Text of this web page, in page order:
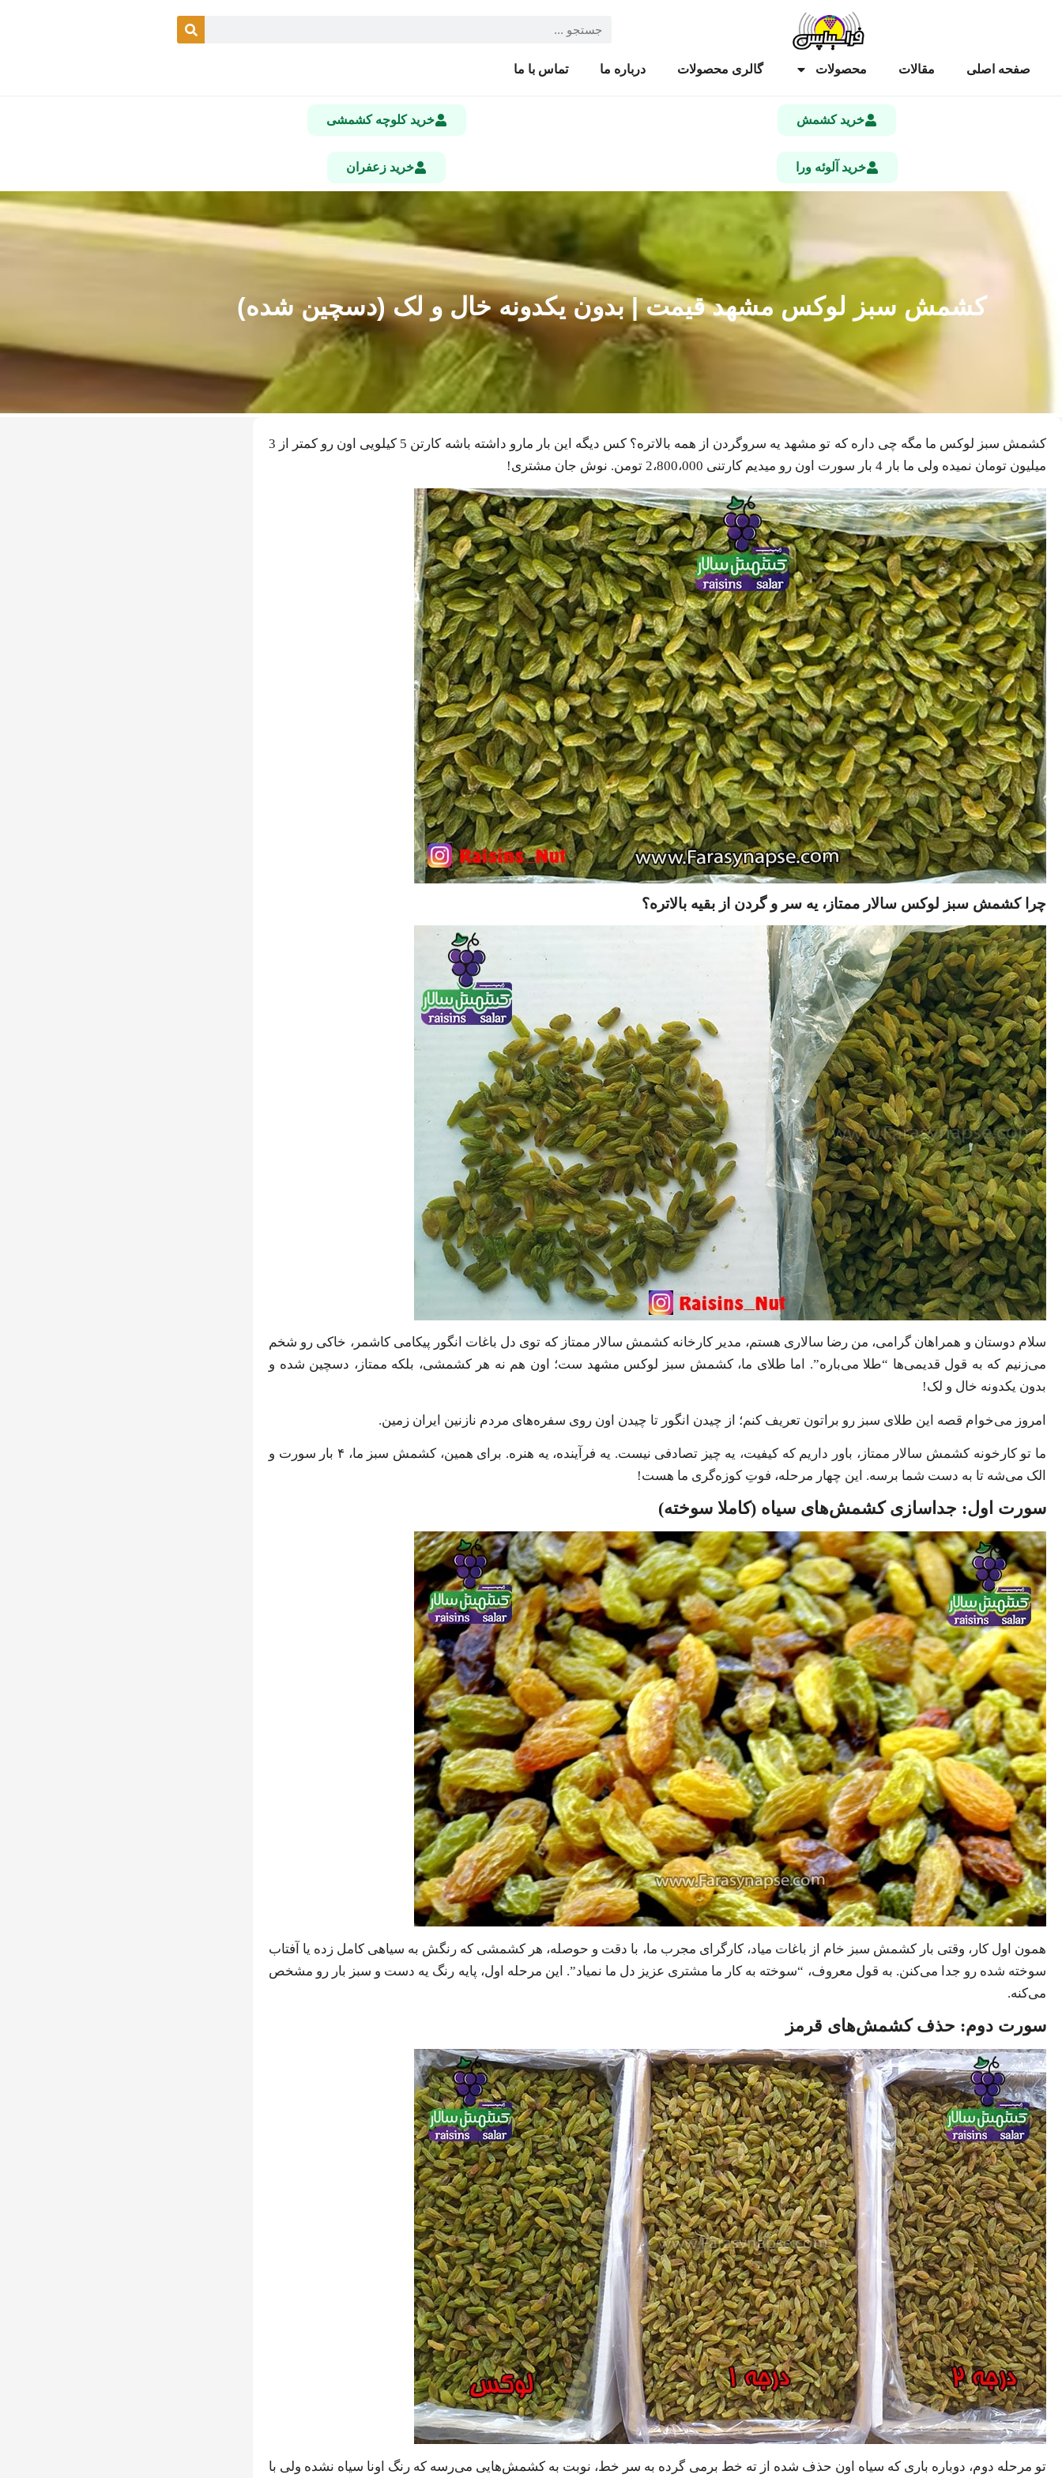
صفحه اصلی مقالات محصولات گالری محصولات درباره ما تماس با ما
خرید کشمش خرید کلوچه کشمشی
خرید آلوئه ورا خرید زعفران
کشمش سبز لوکس مشهد قیمت | بدون یکدونه خال و لک (دسچین شده)
کشمش سبز لوکس ما مگه چی داره که تو مشهد یه سروگردن از همه بالاتره؟ کس دیگه این بار مارو داشته باشه کارتن 5 کیلویی اون رو کمتر از 3
میلیون تومان نمیده ولی ما بار 4 بار سورت اون رو میدیم کارتنی 2،800،000 تومن. نوش جان مشتری!
چرا کشمش سبز لوکس سالار ممتاز، یه سر و گردن از بقیه بالاتره؟
سلام دوستان و همراهان گرامی، من رضا سالاری هستم، مدیر کارخانه کشمش سالار ممتاز که توی دل باغات انگور پیکامی کاشمر، خاکی رو شخم
می‌زنیم که به قول قدیمی‌ها “طلا می‌باره”. اما طلای ما، کشمش سبز لوکس مشهد ست؛ اون هم نه هر کشمشی، بلکه ممتاز، دسچین شده و
بدون یکدونه خال و لک!
امروز می‌خوام قصه این طلای سبز رو براتون تعریف کنم؛ از چیدن انگور تا چیدن اون روی سفره‌های مردم نازنین ایران زمین.
ما تو کارخونه کشمش سالار ممتاز، باور داریم که کیفیت، یه چیز تصادفی نیست. یه فرآینده، یه هنره. برای همین، کشمش سبز ما، ۴ بار سورت و
الک می‌شه تا به دست شما برسه. این چهار مرحله، فوتِ کوزه‌گری ما هست!
سورت اول: جداسازی کشمش‌های سیاه (کاملا سوخته)
همون اول کار، وقتی بار کشمش سبز خام از باغات میاد، کارگرای مجرب ما، با دقت و حوصله، هر کشمشی که رنگش به سیاهی کامل زده یا آفتاب
سوخته شده رو جدا می‌کنن. به قول معروف، “سوخته به کار ما مشتری عزیز دل ما نمیاد”. این مرحله اول، پایه رنگ یه دست و سبز بار رو مشخص
می‌کنه.
سورت دوم: حذف کشمش‌های قرمز
تو مرحله دوم، دوباره باری که سیاه اون حذف شده از ته خط برمی گرده به سر خط، نوبت به کشمش‌هایی می‌رسه که رنگ اونا سیاه نشده ولی با